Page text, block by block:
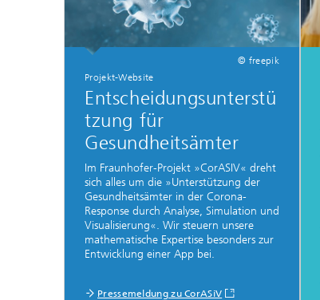
© freepik
Projekt-Website
Entscheidungsunterstü
tzung für
Gesundheitsämter
Im Fraunhofer-Projekt »CorASIV« dreht
sich alles um die »Unterstützung der
Gesundheitsämter in der Corona-
Response durch Analyse, Simulation und
Visualisierung«. Wir steuern unsere
mathematische Expertise besonders zur
Entwicklung einer App bei.
Pressemeldung zu CorASiV